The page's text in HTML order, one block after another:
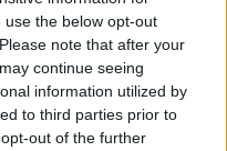
the below opt-out
note that after your
continue seeing
information utilized by
to third parties prior to
out of the further
00:11:27
Ukrainoje –
ką mato soc.